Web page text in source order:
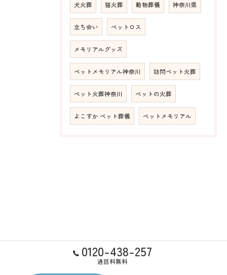
犬火葬 猫火葬 動物葬儀 神奈川県
立ち会い ペットロス
メモリアルグッズ
ペットメモリアル神奈川 訪問ペット火葬
ペット火葬神奈川 ペットの火葬
よこすか ペット葬儀 ペットメモリアル
0120-438-257
通話料無料